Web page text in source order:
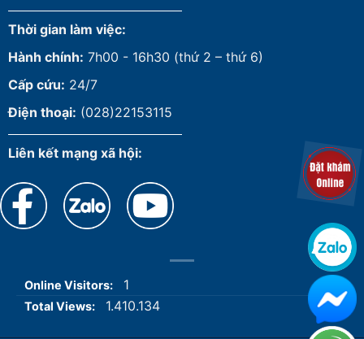
Thời gian làm việc:
Hành chính: 7h00 - 16h30 (thứ 2 – thứ 6)
Cấp cứu: 24/7
Điện thoại: (028)22153115
Liên kết mạng xã hội:
Online Visitors: 1
Total Views: 1.410.134